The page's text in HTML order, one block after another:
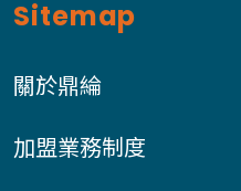
Sitemap
關於鼎綸
加盟業務制度